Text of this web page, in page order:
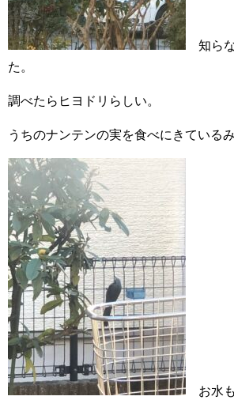
知ら
た。
調べたらヒヨドリらしい。
うちのナンテンの実を食べにきているみ
お水も